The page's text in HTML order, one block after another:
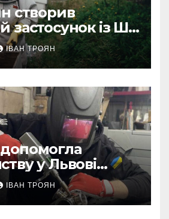
створив
застосунок із ШІ-
для бджолярів
ІВАН ТРОЯН
у Львові
виробничі
після атаки
БПЛА
ІВАН ТРОЯН